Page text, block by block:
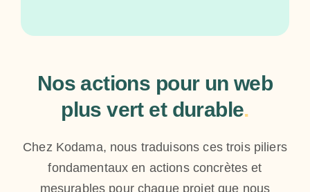
Nos actions pour un web
plus vert et durable.
Chez Kodama, nous traduisons ces trois piliers
fondamentaux en actions concrètes et
mesurables pour chaque projet que nous